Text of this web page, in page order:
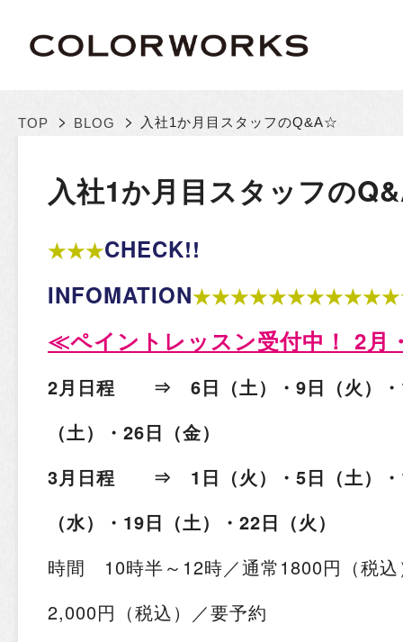
TOP > BLOG > 入社1か月目スタッフのQ&A☆
入社1か月目スタッフの
★★★CHECK!!
INFOMATION
≪ペイントレッスン受付中！ 2
2月日程 ⇒ 6日（土）・9日（火）・
（土）・26日（金）
3月日程 ⇒ 1日（火）・5日（土）・
（水）・19日（土）・22日（火）
時間 10時半～12時／通常1800円（税込
2,000円（税込）／要予約